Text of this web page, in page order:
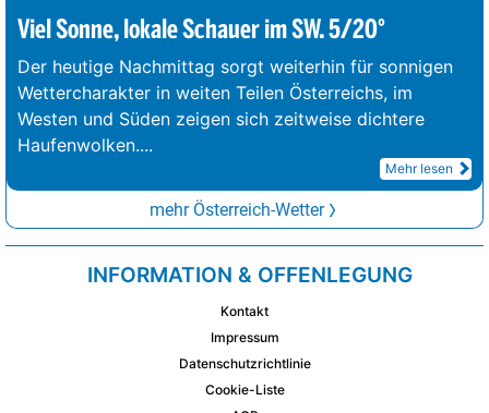
Viel Sonne, lokale Schauer im SW. 5/20°
Der heutige Nachmittag sorgt weiterhin für sonnigen
Wettercharakter in weiten Teilen Österreichs, im
Westen und Süden zeigen sich zeitweise dichtere
Haufenwolken....
Mehr lesen
mehr Österreich-Wetter
INFORMATION & OFFENLEGUNG
Kontakt
Impressum
Datenschutzrichtlinie
Cookie-Liste